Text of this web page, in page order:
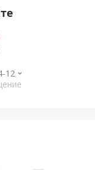
12